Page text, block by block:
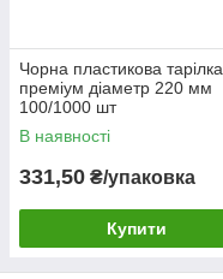
Чорна пластикова тарілка
преміум діаметр 220 мм
100/1000 шт
В наявності
331,50 ₴/упаковка
Купити